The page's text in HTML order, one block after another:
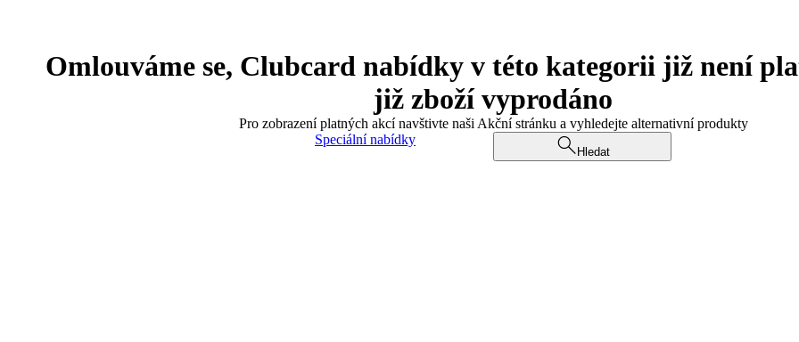
Omlouváme se, Clubcard nabídky v této kategorii již není
již zboží vyprodáno
Pro zobrazení platných akcí navštivte naši Akční stránku a vyhledejte alternativní produkty
Speciální nabídky
Hledat